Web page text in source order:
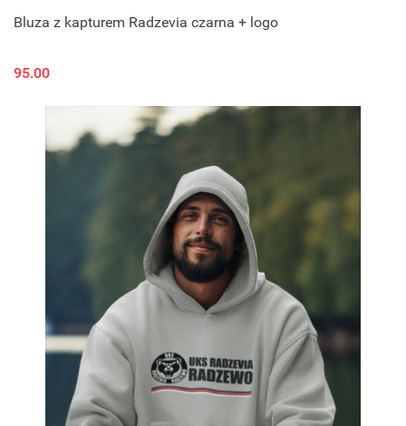
Bluza z kapturem Radzevia czarna + logo
95.00